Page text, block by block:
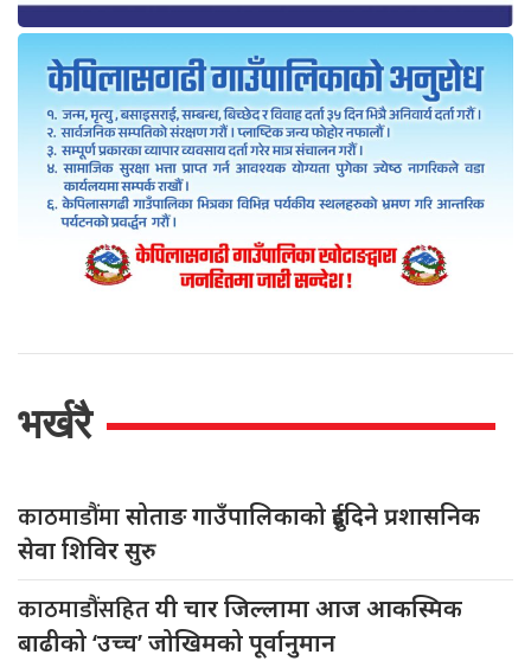
भर्खरै
काठमाडौंमासोताङ गाउँपालिकाको दुईदिने प्रशासनिक
सेवा शिविर सुरु
काठमाडौंसहितयी चार जिल्लामा आज आकस्मिक
बाढीको ‘उच्च’ जोखिमको पूर्वानुमान